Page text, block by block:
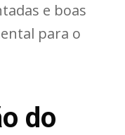
e boas
para o
do